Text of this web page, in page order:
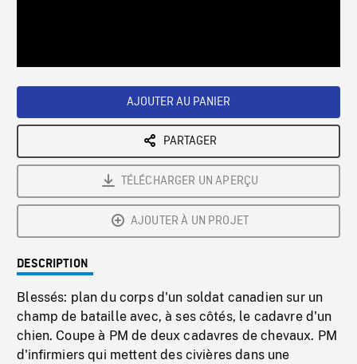
AJOUTER AU PANIER
PARTAGER
TÉLÉCHARGER UN APERÇU
AJOUTER À UN PROJET
DESCRIPTION
Blessés: plan du corps d'un soldat canadien sur un
champ de bataille avec, à ses côtés, le cadavre d'un
chien. Coupe à PM de deux cadavres de chevaux. PM
d'infirmiers qui mettent des civières dans une